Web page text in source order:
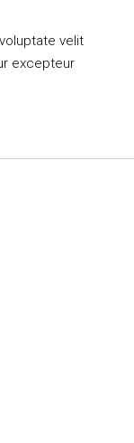
velit
excepteur